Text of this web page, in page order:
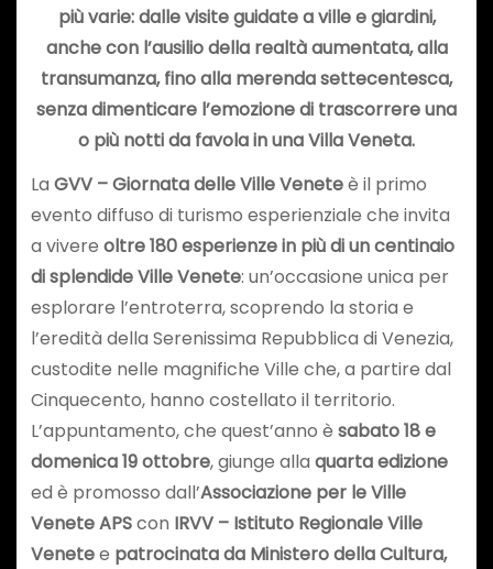
più varie: dalle visite guidate a ville e giardini,
anche con l’ausilio della realtà aumentata, alla
transumanza, fino alla merenda settecentesca,
senza dimenticare l’emozione di trascorrere una
o più notti da favola in una Villa Veneta.
La GVV – Giornata delle Ville Veneteè il primo
evento diffuso di turismo esperienziale che invita
a vivere oltre 180 esperienze in più di un centinaio
di splendide Ville Venete: un’occasione unica per
esplorare l’entroterra, scoprendo la storia e
l’eredità della Serenissima Repubblica di Venezia,
custodite nelle magnifiche Ville che, a partire dal
Cinquecento, hanno costellato il territorio.
L’appuntamento, che quest’anno è sabato 18 e
domenica 19 ottobre, giunge alla quarta edizione
ed è promosso dall’Associazione per le Ville
Venete APScon IRVV – Istituto Regionale Ville
Venetee patrocinata da Ministero della Cultura,